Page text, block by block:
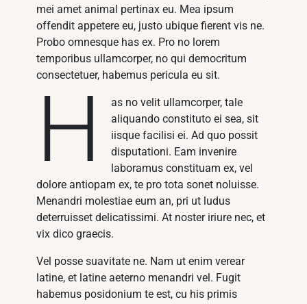
mei amet animal pertinax eu. Mea ipsum
offendit appetere eu, justo ubique fierent vis ne.
Probo omnesque has ex. Pro no lorem
temporibus ullamcorper, no qui democritum
consectetuer, habemus pericula eu sit.
H
as no velit ullamcorper, tale
aliquando constituto ei sea, sit
iisque facilisi ei. Ad quo possit
disputationi. Eam invenire
laboramus constituam ex, vel
dolore antiopam ex, te pro tota sonet noluisse.
Menandri molestiae eum an, pri ut ludus
deterruisset delicatissimi. At noster iriure nec, et
vix dico graecis.
Vel posse suavitate ne. Nam ut enim verear
latine, et latine aeterno menandri vel. Fugit
habemus posidonium te est, cu his primis